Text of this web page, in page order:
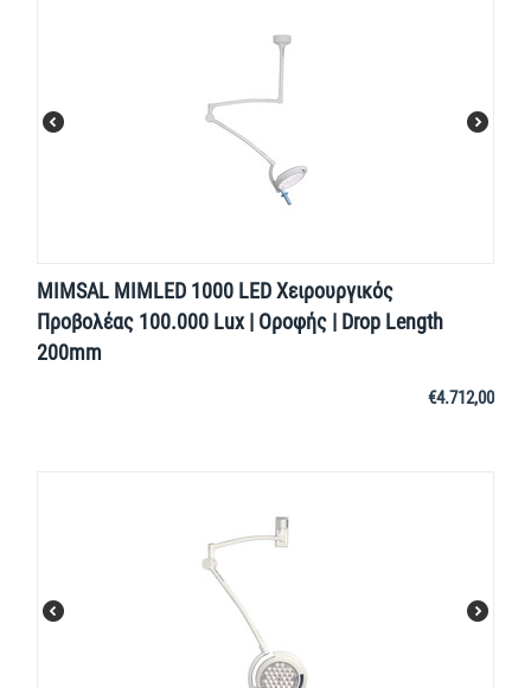
MIMSAL MIMLED 1000 LED Χειρουργικός
Προβολέας 100.000 Lux | Οροφής | Drop Length
200mm
€4.712,00